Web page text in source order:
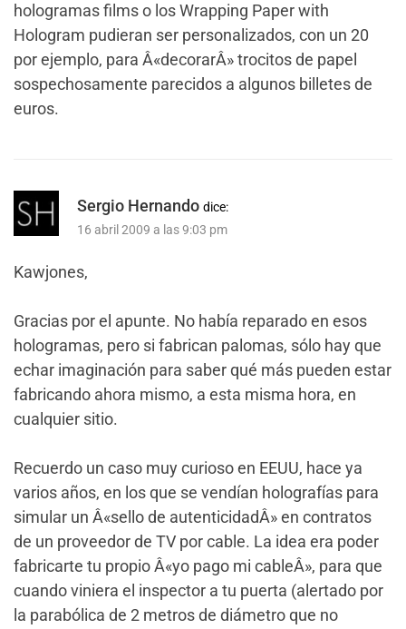
hologramas films o los Wrapping Paper with
Hologram pudieran ser personalizados, con un 20
por ejemplo, para Â«decorarÂ» trocitos de papel
sospechosamente parecidos a algunos billetes de
euros.
Sergio Hernando dice:
16 abril 2009 a las 9:03 pm
Kawjones,
Gracias por el apunte. No había reparado en esos
hologramas, pero si fabrican palomas, sólo hay que
echar imaginación para saber qué más pueden estar
fabricando ahora mismo, a esta misma hora, en
cualquier sitio.
Recuerdo un caso muy curioso en EEUU, hace ya
varios años, en los que se vendían holografías para
simular un Â«sello de autenticidadÂ» en contratos
de un proveedor de TV por cable. La idea era poder
fabricarte tu propio Â«yo pago mi cableÂ», para que
cuando viniera el inspector a tu puerta (alertado por
la parabólica de 2 metros de diámetro que no